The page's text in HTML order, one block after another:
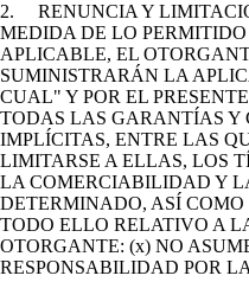
2. RENUNCIA Y
MEDIDA DE LO
APLICABLE, EL
SUMINISTRARÁN LA
CUAL" Y POR EL
TODAS LAS GARANTÍAS Y
IMPLÍCITAS, ENTRE LAS
LIMITARSE A ELLAS, LOS
LA COMERCIABILIDAD Y
DETERMINADO, ASÍ
TODO ELLO RELATIVO A
OTORGANTE: (x) NO
RESPONSABILIDAD POR